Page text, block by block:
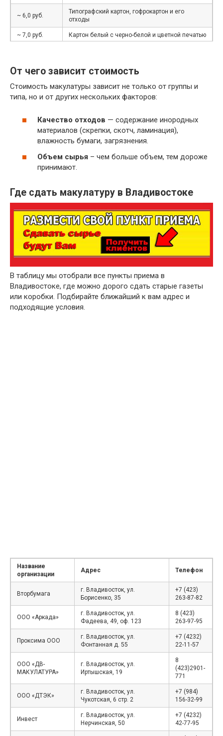
~ 6,0 руб.
Типографский картон, гофрокартон и его
отходы
~ 7,0 руб. Картон белый с черно-белой и цветной печатью
~ 5,5 руб.
использования газет и газетной бумаги
~ 3 руб. Бумажные гильзы, шпули, втулки
От чего зависит стоимость
Стоимость макулатуры зависит не только от группы и
типа, но и от других нескольких факторов:
Качество отходов — содержание инородных
материалов (скрепки, скотч, ламинация),
влажность бумаги, загрязнения.
Объем сырья – чем больше объем, тем дороже
принимают.
Где сдать макулатуру в Владивостоке
В таблицу мы отобрали все пункты приема в
Владивостоке, где можно дорого сдать старые газеты
или коробки. Подбирайте ближайший к вам адрес и
подходящие условия.
Название
организации
Адрес Телефон
Вторбумага
г. Владивосток, ул.
Борисенко, 35
+7 (423)
263-87-82
ООО «Аркада»
г. Владивосток, ул.
Фадеева, 49, оф. 123
8 (423)
263-97-95
Проксима ООО
г. Владивосток, ул.
Фонтанная д. 55
+7 (4232)
22-11-57
ООО «ДВ-
МАКУЛАТУРА»
г. Владивосток, ул.
Иртышская, 19
8
(423)2901-
771
ООО «ДТЭК»
г. Владивосток, ул.
Чукотская, 6 стр. 2
+7 (984)
156-32-99
Инвест
г. Владивосток, ул.
Нерчинская, 50
+7 (4232)
42-77-95